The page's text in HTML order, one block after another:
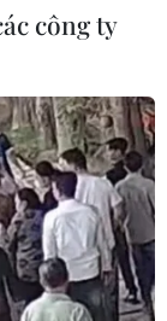
công ty